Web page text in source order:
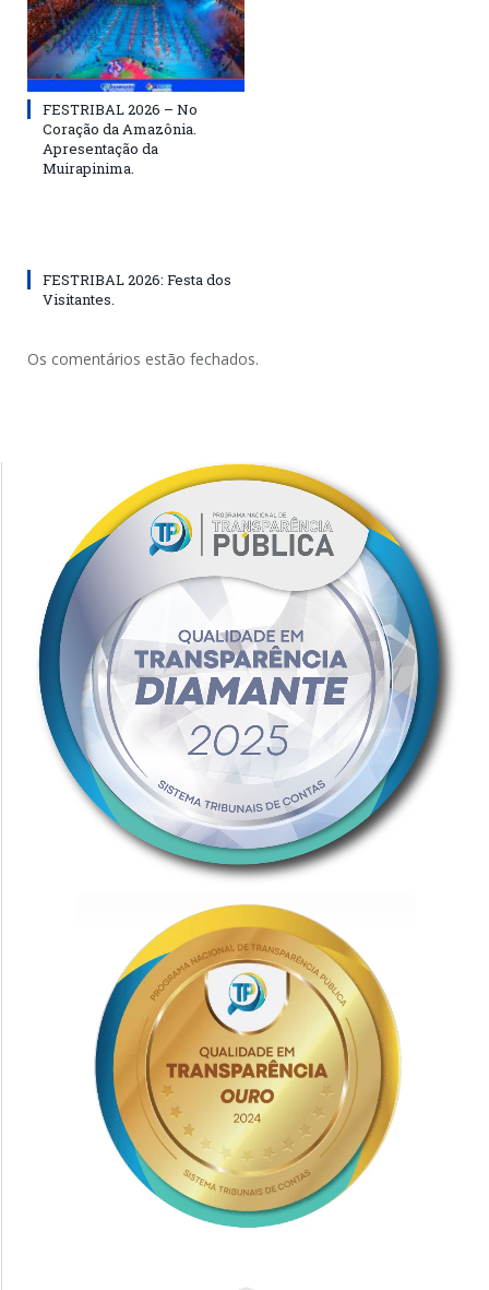
FESTRIBAL 2026 – No
Coração da Amazônia.
Apresentação da
Muirapinima.
FESTRIBAL 2026: Festa dos
Visitantes.
Os comentários estão fechados.